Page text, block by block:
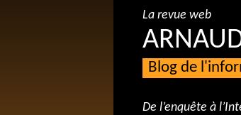
La revue web
Blog de
De l’enquête à